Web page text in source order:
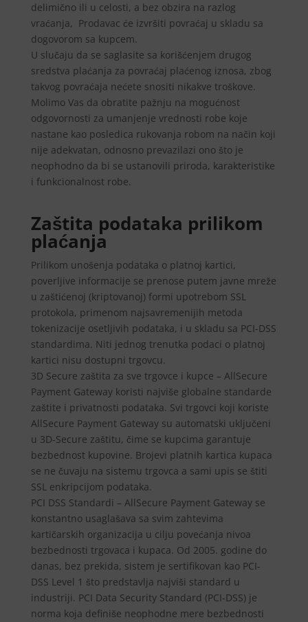
delimično ili u celosti, a bez obzira na razlog
vraćanja, Prodavac će izvršiti povraćaj u skladu sa
dogovorom sa kupcem.
U slučaju da se saglasite sa korišćenjem drugog
sredstva plaćanja za povraćaj plaćenog iznosa, zbog
takvog povraćaja nećete snositi nikakve troškove.
Molimo Vas da obratite pažnju na mogućnost
odgovornosti za umanjenje vrednosti robe koje
nastane kao posledica rukovanja robom na način koji
nije adekvatan, odnosno prevazilazi ono što je
neophodno da bi se ustanovili priroda, karakteristike
i funkcionalnost robe.
Zaštita podataka prilikom
plaćanja
Prilikom unošenja podataka o platnoj kartici,
poverljive informacije se prenose putem javne mreže
u zaštićenoj (kriptovanoj) formi upotrebom SSL
protokola, primenom najsavremenijih metoda
tokenizacije osetljivih podataka, i u skladu sa PCI-DSS
standardima. Niti jednog trenutka podaci o platnoj
kartici nisu dostupni trgovcu.
3D Secure zaštita za sve trgovce i kupce – AllSecure
Payment Gateway koristi najviše globalne standarde
zaštite i privatnosti podataka. Svi trgovci koji koriste
AllSecure Payment Gateway su automatski uključeni
u 3D-Secure zaštitu, čime se kupcima garantuje
bezbednost kupovine. Brojevi platnih kartica kupaca
se ne čuvaju na sistemu trgovca a sami upis se štiti
SSL enkripcijom podataka.
PCI DSS Standardi – AllSecure Payment Gateway se
konstantno usaglašava sa svim zahtevima
kartičarskih organizacija u cilju povećanja nivoa
bezbednosti trgovaca i kupaca. Od 2005. godine do
danas, bez prekida, sistem je sertifikovan kao PCI-
DSS Level 1 što predstavlja najviši standard u
industriji. PCI Data Security Standard (PCI-DSS) je
norma koja definiše neophodne mere bezbednosti